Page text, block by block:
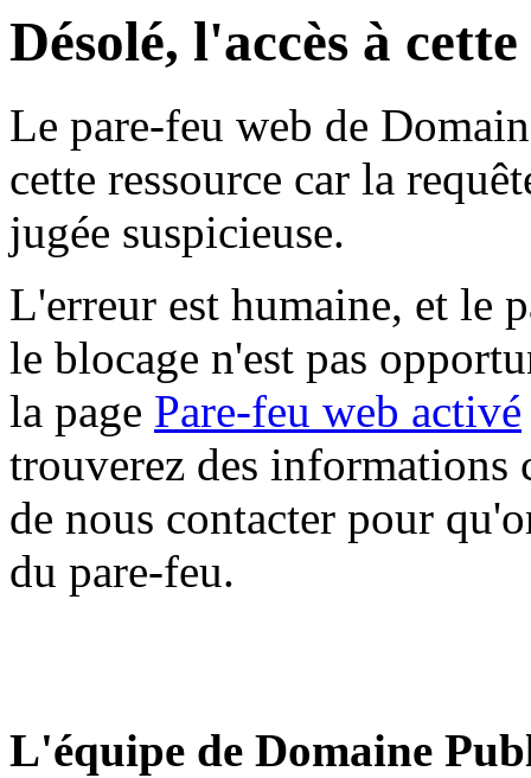
Désolé, l'accès à
Le pare-feu web de
cette ressource car la
jugée suspicieuse.
L'erreur est humaine, et le
le blocage n'est pas
la page Pare-feu web activé
trouverez des informations
de nous contacter pour
du pare-feu.
L'équipe de Domaine